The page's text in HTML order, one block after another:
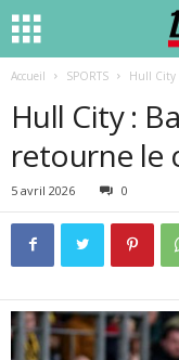
Accueil SPORTS Hull City
Hull City :
retourne le
5 avril 2026 0